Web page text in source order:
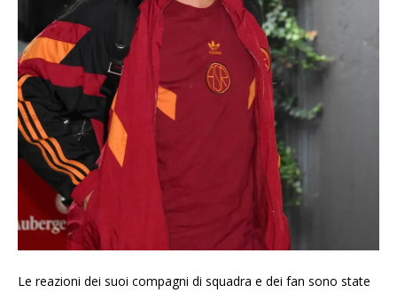
Le reazioni dei suoi compagni di squadra e dei fan sono state